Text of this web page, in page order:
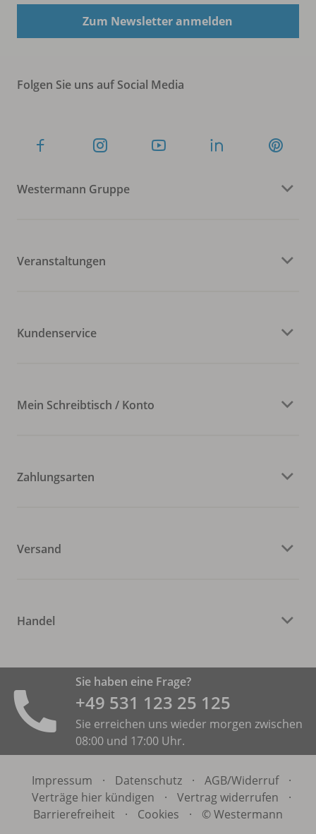
Zum Newsletter anmelden
Folgen Sie uns auf Social Media
Westermann Gruppe
Veranstaltungen
Kundenservice
Mein Schreibtisch / Konto
Zahlungsarten
Versand
Handel
Sie haben eine Frage?
+49 531 ­123 25 125
Sie erreichen uns wieder morgen zwischen
08:00 und 17:00 Uhr.
Impressum · Datenschutz · AGB/Widerruf
·
Verträge hier kündigen
· Vertrag widerrufen
·
Barrierefreiheit
· Cookies · © Westermann